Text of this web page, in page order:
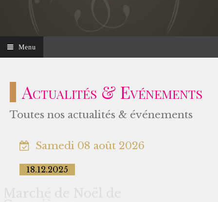
Menu
Actualités & Evénements
Toutes nos actualités & événements
Samedi 08 août 2026
18.12.2025